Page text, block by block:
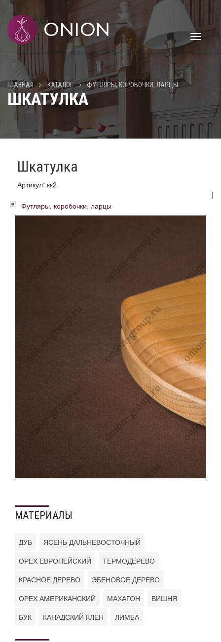
Toggle
ГЛАВНАЯ > КАТАЛОГ > ФУТЛЯРЫ, КОРОБОЧКИ, ЛАРЦЫ
ШКАТУЛКА
Шкатулка
Артикул: кк2
|
Футляры, коробочки, ларцы
МАТЕРИАЛЫ
ДУБ
ЯСЕНЬ ДАЛЬНЕВОСТОЧНЫЙ
ОРЕХ ЕВРОПЕЙСКИЙ
ТЕРМОДЕРЕВО
КРАСНОЕ ДЕРЕВО
ЭБЕНОВОЕ ДЕРЕВО
ОРЕХ АМЕРИКАНСКИЙ
МАХАГОН
ВИШНЯ
БУК
КАНАДСКИЙ КЛЁН ЛИМБА